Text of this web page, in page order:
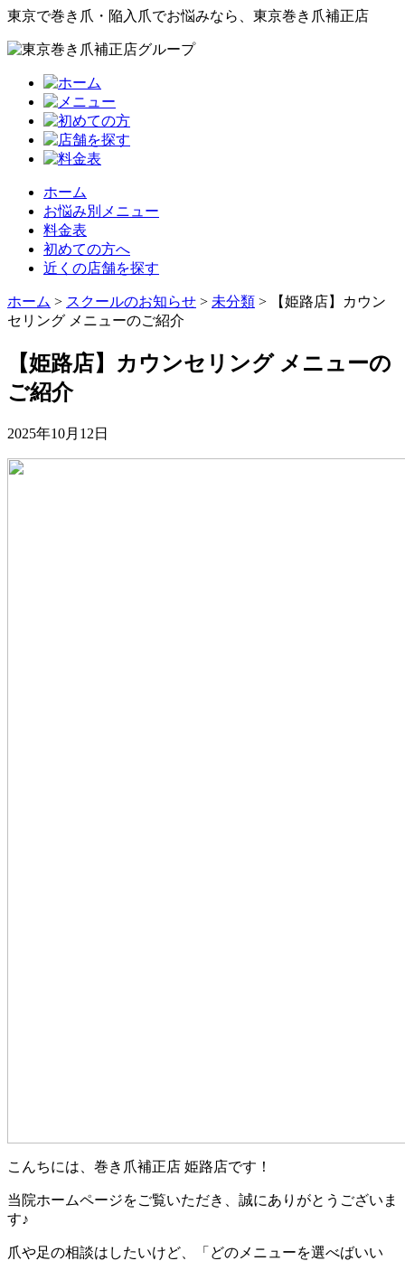
東京で巻き爪・陥入爪でお悩みなら、東京巻き爪補正店
ホーム
お悩み別メニュー
料金表
初めての方へ
近くの店舗を探す
ホーム > スクールのお知らせ > 未分類 >
【姫路店】カウン
セリング メニューのご紹介
【姫路店】カウンセリング メニューの
ご紹介
2025年10月12日
こんちには、巻き爪補正店 姫路店です！
当院ホームページをご覧いただき、誠にありがとうございま
す♪
爪や足の相談はしたいけど、「どのメニューを選べばいい